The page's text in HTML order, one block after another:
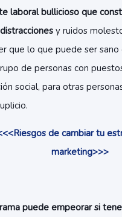
laboral bullicioso que
y ruidos
que lo que puede ser sano
de personas con
social, para otras
de cambiar tu
marketing>>>
puede empeorar si